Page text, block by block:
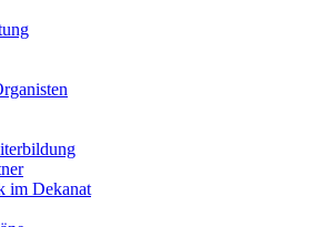
im Dekanat